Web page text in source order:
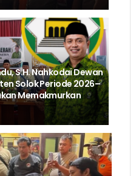
S.H. Nahkodai Dewan
Solok Periode 2026–
Memakmurkan